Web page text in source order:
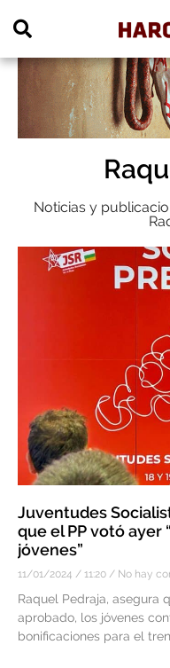
Noticias y
Juventudes
que el PP votó ayer
jóvenes”
11/01/2024 11:20 No hay
Raquel Pedraja, asegura
aprobado, los jóvenes
bonificaciones para el